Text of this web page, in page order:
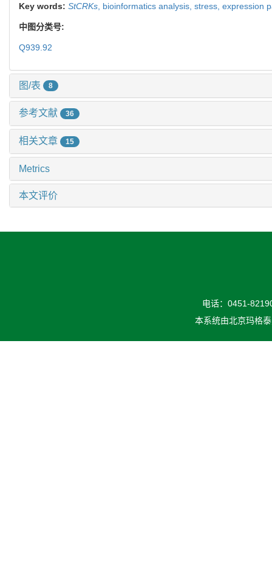
Key words: StCRKs bioinformatics analysis, stress, expression
中图分类号:
Q939.92
图/表 8
参考文献 36
相关文章 15
Metrics
本文评价
电话：0451-
本系统由北京玛格